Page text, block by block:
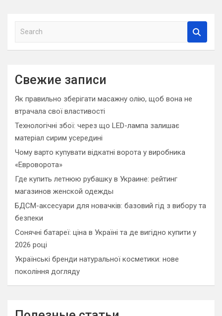
a
c
Свежие записи
Як правильно зберігати масажну олію, щоб вона не
втрачала свої властивості
Технологічні збої: через що LED-лампа залишає
матеріал сирим усередині
Чому варто купувати відкатні ворота у виробника
«Евроворота»
Где купить летнюю рубашку в Украине: рейтинг
магазинов женской одежды
БДСМ-аксесуари для новачків: базовий гід з вибору та
безпеки
Сонячні батареї: ціна в Україні та де вигідно купити у
2026 році
Українські бренди натуральної косметики: нове
покоління догляду